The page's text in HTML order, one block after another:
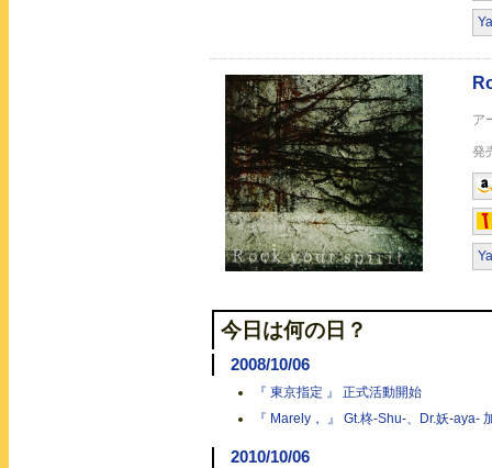
今日は何の日？
2008/10/06
『 東京指定 』 正式活動開始
『 Marely， 』 Gt.柊-Shu-、Dr.妖-aya-
2010/10/06